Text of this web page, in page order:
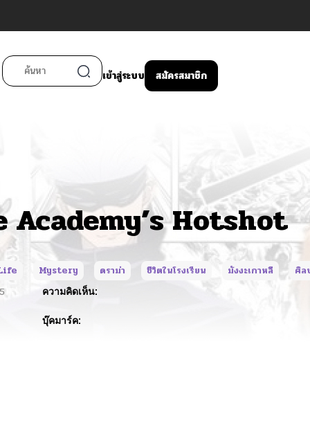
เข้าสู่ระบบ สมัครสมาชิก
Hotshot
Mystery ดราม่า ชีวิตในโรงเรียน มังงะเกาหลี
ศิล
5
ความคิดเห็น:
บุ๊คมาร์ค: